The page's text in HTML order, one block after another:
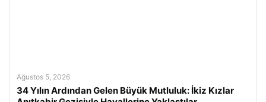
Ağustos 5, 2026
34 Yılın Ardından Gelen Büyük Mutluluk: İkiz Kızlar